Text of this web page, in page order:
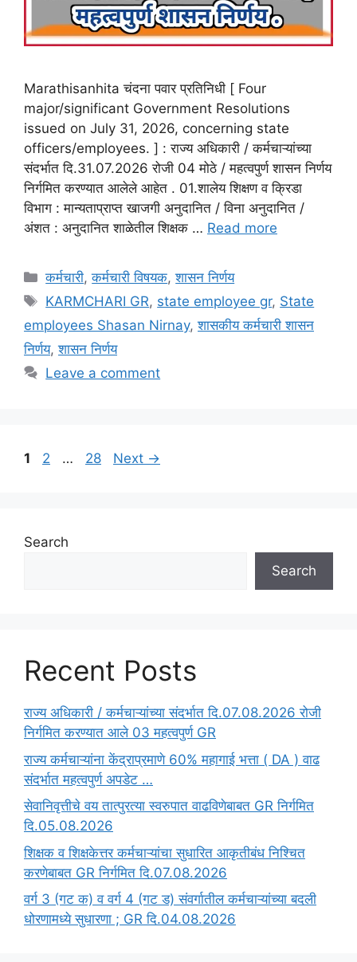
Marathisanhita चंदना पवार प्रतिनिधी [ Four
major/significant Government Resolutions
issued on July 31, 2026, concerning state
officers/employees. ] : राज्य अधिकारी / कर्मचाऱ्यांच्या
संदर्भात दि.31.07.2026 रोजी 04 मोठे / महत्वपुर्ण शासन निर्णय
निर्गमित करण्यात आलेले आहेत . 01.शालेय शिक्षण व क्रिडा
विभाग : मान्यताप्राप्त खाजगी अनुदानित / विना अनुदानित /
अंशत : अनुदानित शाळेतील शिक्षक … Read more
Categories
कर्मचारी,कर्मचारी विषयक,शासन निर्णय
Tags
KARMCHARI GR, state employee gr, State
employees Shasan Nirnay,शासकीय कर्मचारी शासन
निर्णय,शासन निर्णय
Leave a comment
Page
1 Page
2 … Page
28 Next →
Search
Search
Recent Posts
राज्य अधिकारी / कर्मचाऱ्यांच्या संदर्भात दि.07.08.2026 रोजी
निर्गमित करण्यात आले 03 महत्वपुर्ण GR
राज्य कर्मचाऱ्यांना केंद्राप्रमाणे 60% महागाई भत्ता ( DA ) वाढ
संदर्भात महत्वपुर्ण अपडेट …
सेवानिवृत्तीचे वय तात्पुरत्या स्वरुपात वाढविणेबाबत GR निर्गमित
दि.05.08.2026
‍शिक्षक व शिक्षकेत्तर कर्मचाऱ्यांचा सुधारित आकृतीबंध निश्चित
करणेबाबत GR निर्गमित दि.07.08.2026
वर्ग 3 (गट क) व वर्ग 4 (गट ड) संवर्गातील कर्मचाऱ्यांच्या बदली
धोरणामध्ये सुधारणा ; GR दि.04.08.2026